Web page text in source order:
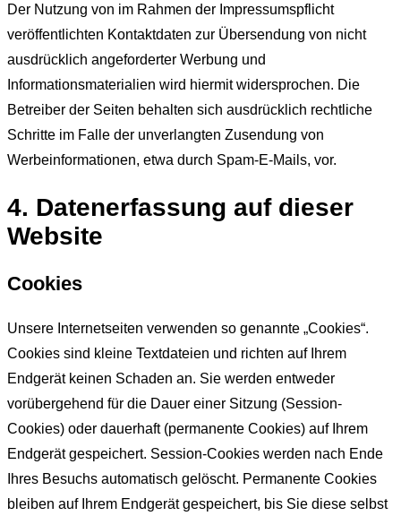
Der Nutzung von im Rahmen der Impressumspflicht
veröffentlichten Kontaktdaten zur Übersendung von nicht
ausdrücklich angeforderter Werbung und
Informationsmaterialien wird hiermit widersprochen. Die
Betreiber der Seiten behalten sich ausdrücklich rechtliche
Schritte im Falle der unverlangten Zusendung von
Werbeinformationen, etwa durch Spam-E-Mails, vor.
4. Datenerfassung auf dieser
Website
Cookies
Unsere Internetseiten verwenden so genannte „Cookies“.
Cookies sind kleine Textdateien und richten auf Ihrem
Endgerät keinen Schaden an. Sie werden entweder
vorübergehend für die Dauer einer Sitzung (Session-
Cookies) oder dauerhaft (permanente Cookies) auf Ihrem
Endgerät gespeichert. Session-Cookies werden nach Ende
Ihres Besuchs automatisch gelöscht. Permanente Cookies
bleiben auf Ihrem Endgerät gespeichert, bis Sie diese selbst